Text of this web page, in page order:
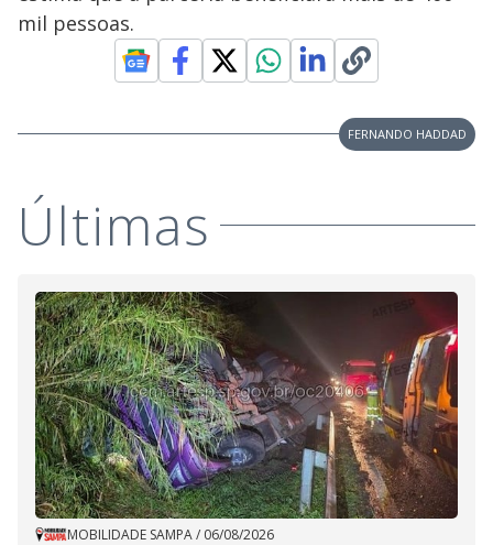
mil pessoas.
FERNANDO HADDAD
Últimas
MOBILIDADE SAMPA/ 06/08/2026